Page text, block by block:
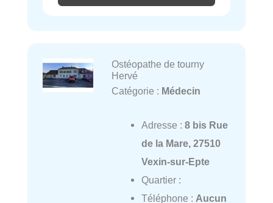
Ostéopathe de tourny
Hervé
Catégorie : Médecin
Adresse : 8 bis Rue
de la Mare, 27510
Vexin-sur-Epte
Quartier :
Téléphone : Aucun